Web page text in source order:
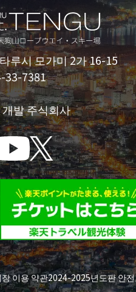
루시 모가미 2가 16-15
33-7381
발 주식회사
이용 약관2024-2025년도판 안